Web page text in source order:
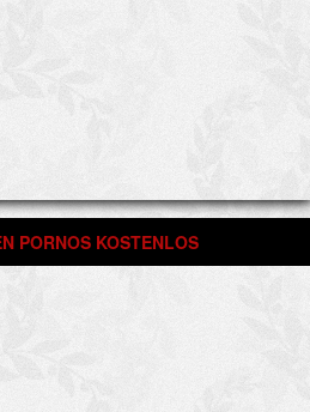
PORNOS KOSTENLOS